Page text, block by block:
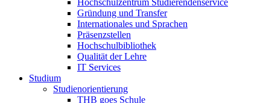
Hochschulzentrum Studierendenservice
Gründung und Transfer
Internationales und Sprachen
Präsenzstellen
Hochschulbibliothek
Qualität der Lehre
IT Services
Studium
Studienorientierung
THB goes Schule